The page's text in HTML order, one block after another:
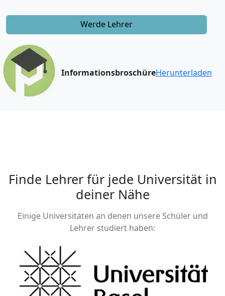
Werde Lehrer
InformationsbroschüreHerunterladen
Finde Lehrer für jede Universität in
deiner Nähe
Einige Universitäten an denen unsere Schüler und
Lehrer studiert haben: